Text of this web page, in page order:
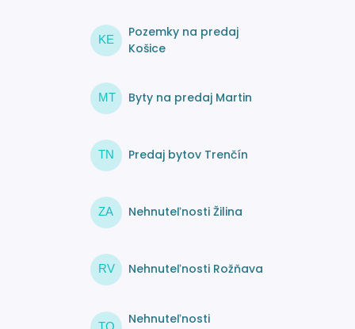
KE
Pozemky na predaj
Košice
MT Byty na predaj Martin
TN Predaj bytov Trenčín
ZA Nehnuteľnosti Žilina
RV Nehnuteľnosti Rožňava
TO
Nehnuteľnosti